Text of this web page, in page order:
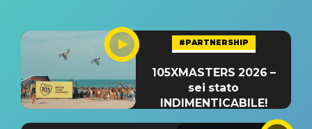
#PARTNERSHIP
105XMASTERS 2026 –
sei stato
INDIMENTICABILE!